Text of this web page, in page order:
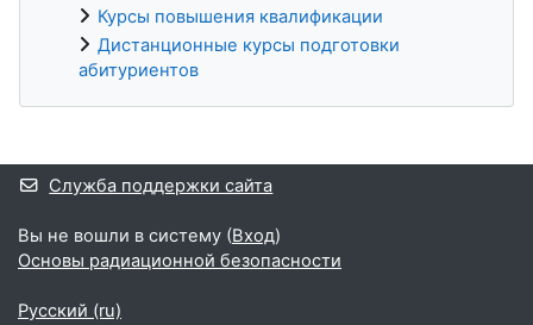
Курсы повышения квалификации
Дистанционные курсы подготовки
абитуриентов
Дополнительные блоки
Служба поддержки сайта
Вы не вошли в систему (Вход)
Основы радиационной безопасности
Русский ‎(ru)‎